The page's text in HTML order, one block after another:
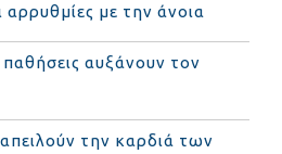
με την άνοια
παθήσεις αυξάνουν τον
την καρδιά των